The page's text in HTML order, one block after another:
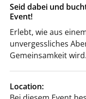
Seid dabei und
Event!
Erlebt, wie aus
unvergessliches
Gemeinsamkeit wird.
Location: